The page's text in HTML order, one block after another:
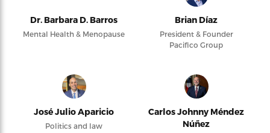
Dr. Barbara D. Barros
Mental Health & Menopause
Brian Díaz
President & Founder
Pacifico Group
José Julio Aparicio
Politics and law
Carlos Johnny Méndez
Núñez